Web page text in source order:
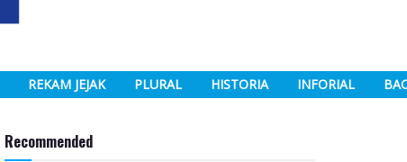
REKAM JEJAK PLURAL HISTORIA INFORIAL
Recommended